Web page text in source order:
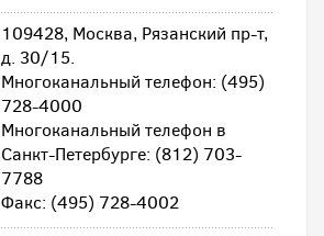
109428, Москва, Рязанский пр-т,
д. 30/15.
Многоканальный телефон: (495)
728-4000
Многоканальный телефон в
Санкт-Петербурге: (812) 703-
7788
Факс: (495) 728-4002